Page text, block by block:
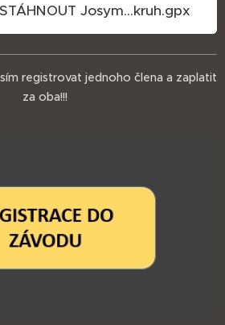
STÁHNOUT Josym...kruh.gpx
registrovat jednoho člena a zaplatit
za oba!!!